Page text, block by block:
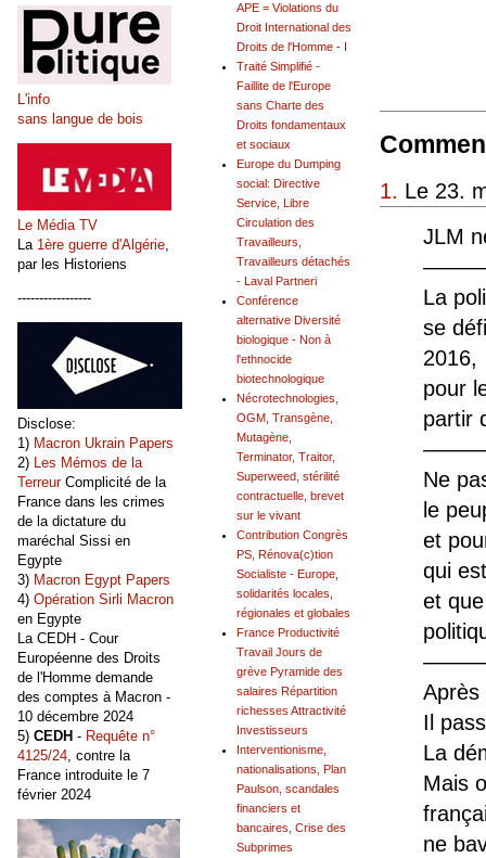
1. Le 23.
JLM
La
se
2016,
pour
partir
Ne
le
et
qui
et
Après
Il
La
Mais
ne
APE = Violations du
Droit International des
Droits de l'Homme - I
Traité Simplifié -
Faillite de l'Europe
sans Charte des
Droits fondamentaux
et sociaux
Europe du Dumping
social: Directive
Service, Libre
Circulation des
Travailleurs,
Travailleurs détachés
- Laval Partneri
Conférence
alternative Diversité
biologique - Non à
l'ethnocide
biotechnologique
Nécrotechnologies,
OGM, Transgène,
Mutagène,
Terminator, Traitor,
Superweed, stérilité
contractuelle, brevet
sur le vivant
Contribution Congrès
PS, Rénova(c)tion
Socialiste - Europe,
solidarités locales,
régionales et globales
France Productivité
Travail Jours de
grève Pyramide des
salaires Répartition
richesses Attractivité
Investisseurs
Interventionisme,
nationalisations, Plan
Paulson, scandales
financiers et
bancaires, Crise des
Subprimes
L'info
sans langue de bois
Le Média TV
La 1ère guerre d'Algérie
par les Historiens
-----------------
Disclose:
1) Macron Ukrain Papers
2) Les Mémos de la
TerreurComplicité de la
France dans les crimes
de la dictature du
maréchal Sissi en
Egypte
3) Macron Egypt Papers
4) Opération Sirli Macron
en Egypte
La CEDH - Cour
Européenne des Droits
de l'Homme demande
des comptes à Macron -
10 décembre 2024
5) CEDH - Requête n°
4125/24, contre la
France introduite le 7
février 2024